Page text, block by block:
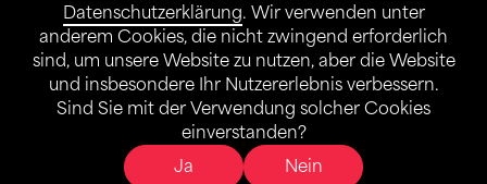
Datenschutzerklärung. Wir verwenden unter
anderem Cookies, die nicht zwingend erforderlich
sind, um unsere Website zu nutzen, aber die Website
und insbesondere Ihr Nutzererlebnis verbessern.
Sind Sie mit der Verwendung solcher Cookies
einverstanden?
Ja
Nein